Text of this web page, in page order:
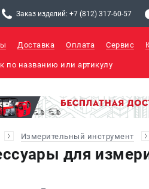
Заказ изделий: +7 (812) 317-60-57
Доставка Оплата Сервис
Измерительный инструмент
для